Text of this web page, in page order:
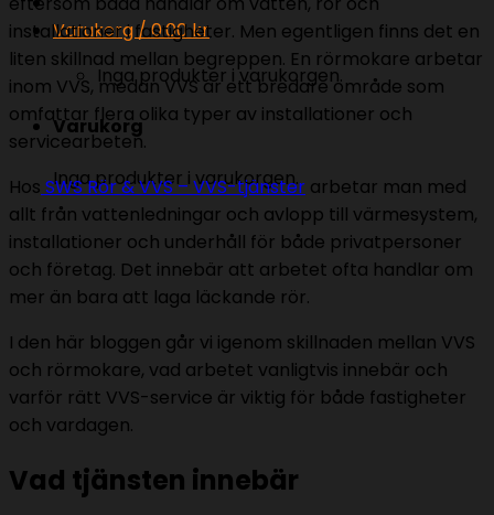
Varukorg /0.00kr
Inga produkter i varukorgen.
Varukorg
Inga produkter i varukorgen.
installationer i fastigheter. Men egentligen finns det en
liten skillnad mellan begreppen. En rörmokare arbetar
inom VVS, medan VVS är ett bredare område som
omfattar flera olika typer av installationer och
servicearbeten.
Hos SWS Rör & VVS – VVS-tjänster arbetar man med
allt från vattenledningar och avlopp till värmesystem,
installationer och underhåll för både privatpersoner
och företag. Det innebär att arbetet ofta handlar om
mer än bara att laga läckande rör.
I den här bloggen går vi igenom skillnaden mellan VVS
och rörmokare, vad arbetet vanligtvis innebär och
varför rätt VVS-service är viktig för både fastigheter
och vardagen.
Vad tjänsten innebär